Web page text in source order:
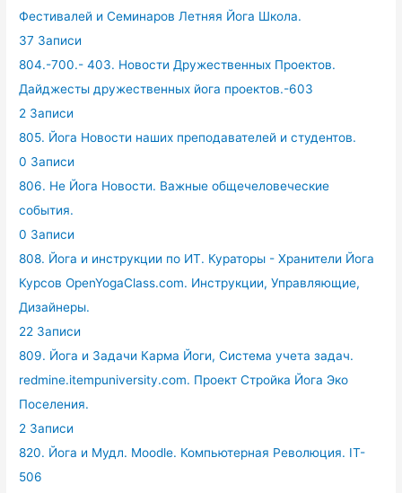
Фестивалей и Семинаров Летняя Йога Школа.
37 Записи
804.-700.- 403. Новости Дружественных Проектов.
Дайджесты дружественных йога проектов.-603
2 Записи
805. Йога Новости наших преподавателей и студентов.
0 Записи
806. Не Йога Новости. Важные общечеловеческие
события.
0 Записи
808. Йога и инструкции по ИТ. Кураторы - Хранители Йога
Курсов OpenYogaClass.com. Инструкции, Управляющие,
Дизайнеры.
22 Записи
809. Йога и Задачи Карма Йоги, Система учета задач.
redmine.itempuniversity.com. Проект Стройка Йога Эко
Поселения.
2 Записи
820. Йога и Мудл. Moodle. Компьютерная Революция. IT-
506